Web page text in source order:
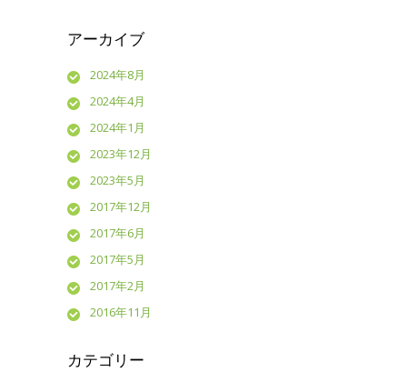
アーカイブ
2024年8月
2024年4月
2024年1月
2023年12月
2023年5月
2017年12月
2017年6月
2017年5月
2017年2月
2016年11月
カテゴリー